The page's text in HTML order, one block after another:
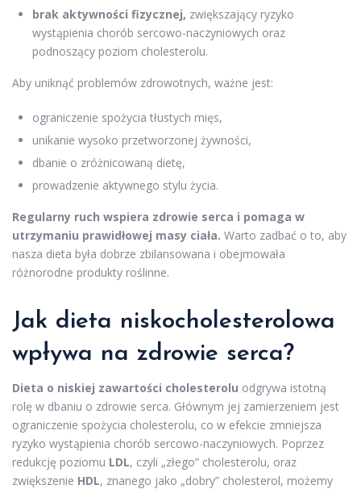
brak aktywności fizycznej, zwiększający ryzyko
wystąpienia chorób sercowo-naczyniowych oraz
podnoszący poziom cholesterolu.
Aby uniknąć problemów zdrowotnych, ważne jest:
ograniczenie spożycia tłustych mięs,
unikanie wysoko przetworzonej żywności,
dbanie o zróżnicowaną dietę,
prowadzenie aktywnego stylu życia.
Regularny ruch wspiera zdrowie serca i pomaga w
utrzymaniu prawidłowej masy ciała. Warto zadbać o to, aby
nasza dieta była dobrze zbilansowana i obejmowała
różnorodne produkty roślinne.
Jak dieta niskocholesterolowa
wpływa na zdrowie serca?
Dieta o niskiej zawartości cholesterolu odgrywa istotną
rolę w dbaniu o zdrowie serca. Głównym jej zamierzeniem jest
ograniczenie spożycia cholesterolu, co w efekcie zmniejsza
ryzyko wystąpienia chorób sercowo-naczyniowych. Poprzez
redukcję poziomu LDL, czyli „złego” cholesterolu, oraz
zwiększenie HDL, znanego jako „dobry” cholesterol, możemy